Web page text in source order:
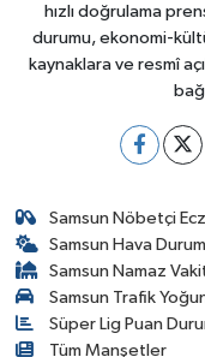
hızlı doğrulama
durumu, ekonomi-
kaynaklara ve resmî
Samsun Nöbetçi
Samsun Hava
Samsun Namaz
Samsun Trafik
Süper Lig Puan
Tüm Manşetler